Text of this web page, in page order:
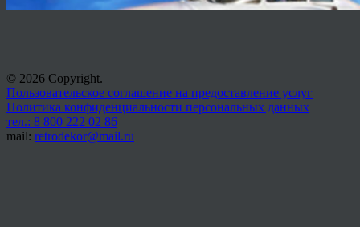
© 2026 Copyright.
Пользовательское соглашение на предоставление услуг
Политика конфиденциальности персональных данных
тел.: 8 800 222 02 86
mail: retrodekor@mail.ru